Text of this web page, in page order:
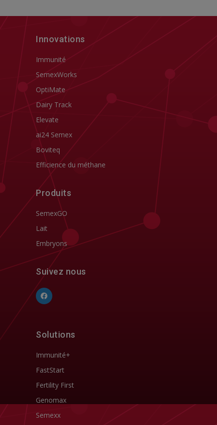
Innovations
Immunité
SemexWorks
OptiMate
Dairy Track
Elevate
ai24 Semex
Boviteq
Efficience du méthane
Produits
SemexGO
Lait
Embryons
Suivez nous
Solutions
Immunité+
FastStart
Fertility First
Genomax
Semexx